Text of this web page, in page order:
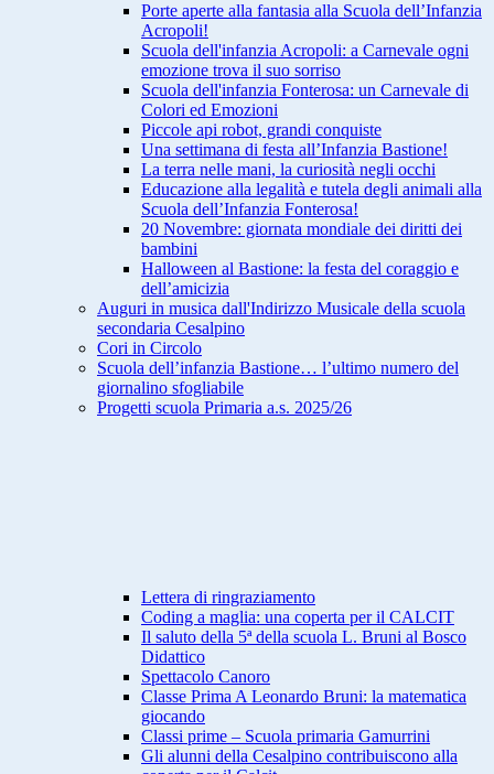
Porte aperte alla fantasia alla Scuola dell’Infanzia
Acropoli!
Scuola dell'infanzia Acropoli: a Carnevale ogni
emozione trova il suo sorriso
Scuola dell'infanzia Fonterosa: un Carnevale di
Colori ed Emozioni
Piccole api robot, grandi conquiste
Una settimana di festa all’Infanzia Bastione!
La terra nelle mani, la curiosità negli occhi
Educazione alla legalità e tutela degli animali alla
Scuola dell’Infanzia Fonterosa!
20 Novembre: giornata mondiale dei diritti dei
bambini
Halloween al Bastione: la festa del coraggio e
dell’amicizia
Auguri in musica dall'Indirizzo Musicale della scuola
secondaria Cesalpino
Cori in Circolo
Scuola dell’infanzia Bastione… l’ultimo numero del
giornalino sfogliabile
Progetti scuola Primaria a.s. 2025/26
Lettera di ringraziamento
Coding a maglia: una coperta per il CALCIT
Il saluto della 5ª della scuola L. Bruni al Bosco
Didattico
Spettacolo Canoro
Classe Prima A Leonardo Bruni: la matematica
giocando
Classi prime – Scuola primaria Gamurrini
Gli alunni della Cesalpino contribuiscono alla